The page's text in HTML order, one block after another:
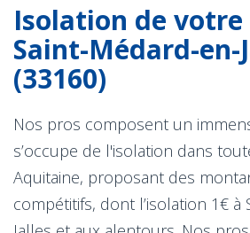
Isolation de
Saint-Médard-en-
(33160)
Nos pros composent un
s’occupe de l'isolation dans
Aquitaine, proposant des
compétitifs, dont l’isolation 1€ à